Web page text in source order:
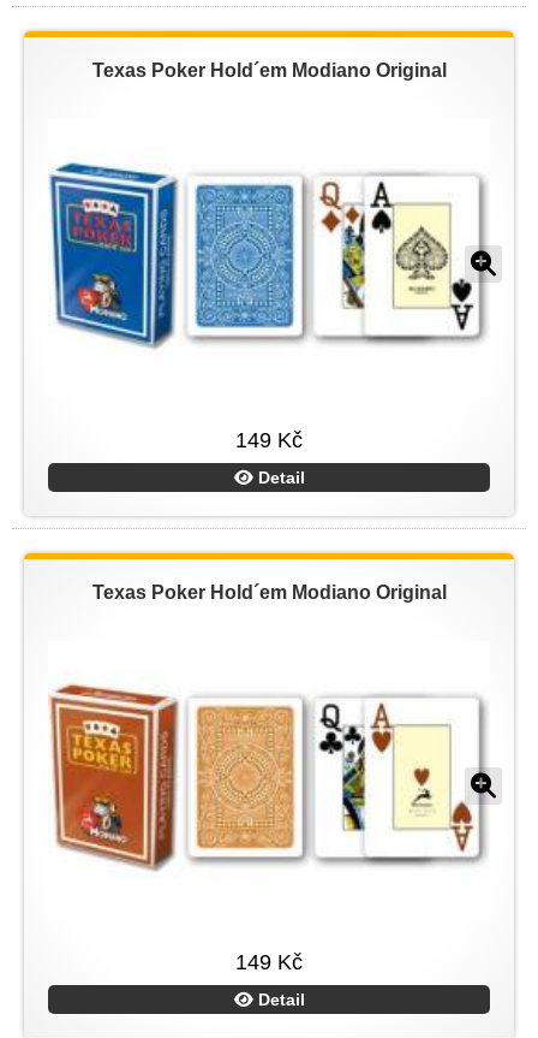
Texas Poker Hold´em Modiano Original
149 Kč
Detail
Texas Poker Hold´em Modiano Original
149 Kč
Detail